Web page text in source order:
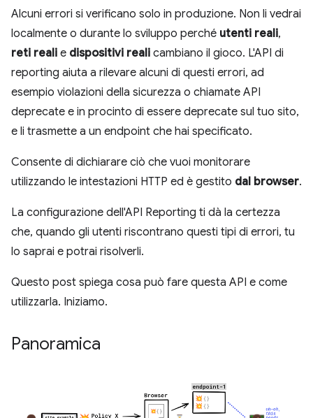
Alcuni errori si verificano solo in produzione. Non li vedrai
localmente o durante lo sviluppo perché utenti reali,
reti reali e dispositivi reali cambiano il gioco. L'API di
reporting aiuta a rilevare alcuni di questi errori, ad
esempio violazioni della sicurezza o chiamate API
deprecate e in procinto di essere deprecate sul tuo sito,
e li trasmette a un endpoint che hai specificato.
Consente di dichiarare ciò che vuoi monitorare
utilizzando le intestazioni HTTP ed è gestito dal browser.
La configurazione dell'API Reporting ti dà la certezza
che, quando gli utenti riscontrano questi tipi di errori, tu
lo saprai e potrai risolverli.
Questo post spiega cosa può fare questa API e come
utilizzarla. Iniziamo.
Panoramica